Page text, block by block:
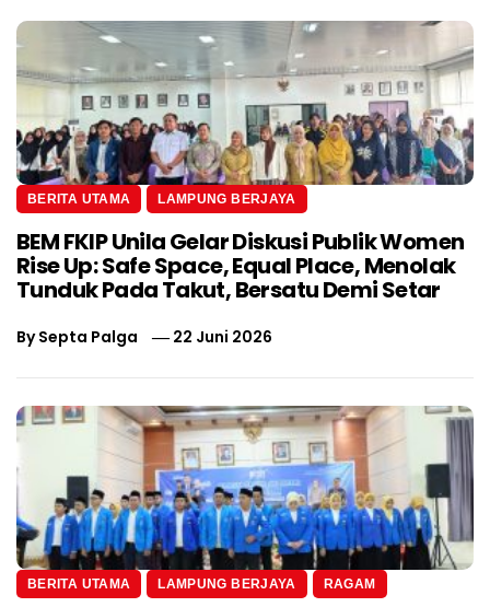
BERITA UTAMA LAMPUNG BERJAYA
BEM FKIP Unila Gelar Diskusi Publik Women
Rise Up: Safe Space, Equal Place, Menolak
Tunduk Pada Takut, Bersatu Demi Setar
BySepta Palga 22 Juni 2026
BERITA UTAMA LAMPUNG BERJAYA RAGAM